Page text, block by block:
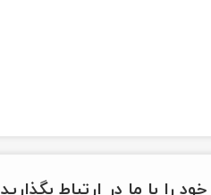
را با ما در ارتباط بگذارید